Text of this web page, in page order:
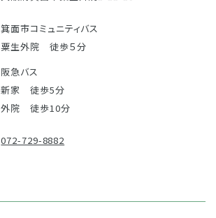
箕面市コミュニティバス
粟生外院 徒歩５分
阪急バス
新家 徒歩5分
外院 徒歩10分
072-729-8882